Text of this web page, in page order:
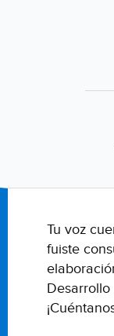
Tu voz
fuiste